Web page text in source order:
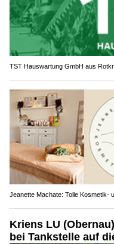
TST Hauswartung GmbH aus
Jeanette Machate: Tolle Kosmetik-
Kriens LU
bei Tankstelle auf